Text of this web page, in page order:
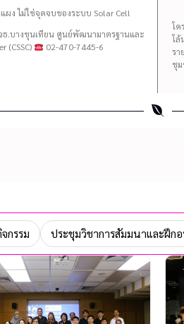
ผง ไม่ใช่จุดจบของระบบ Solar Cell
.บางขุนเทียน ศูนย์พัฒนามาตรฐานและ
(CSSC)
02-470-7445-6
โค
โล้
รา
ชุ
กรรม ประชุมวิชาการสัมมนาและฝึก